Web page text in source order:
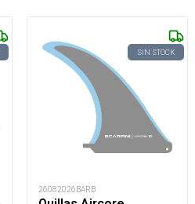
SIN STOCK
26082026BARB